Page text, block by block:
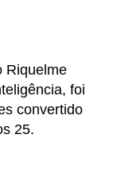
Riquelme
foi
convertido
25.